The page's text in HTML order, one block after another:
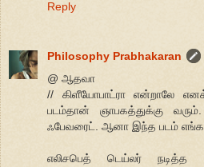
Reply
Philosophy Prabhakaran
@ ஆதவா
// கிளீயோபாட்ரா என்றாலே
படம்தான் ஞாபகத்துக்கு
ஃபேவரைட். ஆனா இந்த படம்
எலிசபெத் டெய்லர் நடித்த